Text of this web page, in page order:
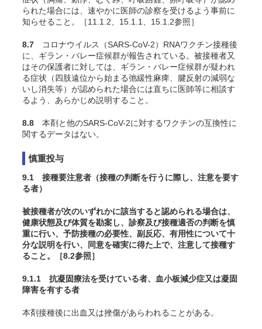
られた場合には、速やかに医師の診察を受けるよう事前に
知らせること。［11.1.2、15.1.1、15.1.2参照］
8.7 コロナウイルス（SARS-CoV-2）RNAワクチン接種後
に、ギラン・バレー症候群が報告されている。被接種者又
はその保護者に対しては、ギラン・バレー症候群が疑われ
る症状（四肢遠位から始まる弛緩性麻痺、腱反射の減弱な
いし消失等）が認められた場合には直ちに医師等に相談す
るよう、あらかじめ説明すること。
8.8 本剤と他のSARS-CoV-2に対するワクチンの互換性に
関するデータはない。
慎重投与
9.1 接種要注意者（接種の判断を行うに際し、注意を要す
る者）
被接種者が次のいずれかに該当すると認められる場合は、
健康状態及び体質を勘案し、診察及び接種適否の判断を慎
重に行い、予防接種の必要性、副反応、有用性について十
分な説明を行い、同意を確実に得た上で、注意して接種す
ること。［8.2参照］
9.1.1 抗凝固療法を受けている者、血小板減少症又は凝固
障害を有する者
本剤接種後に出血又は挫傷があらわれることがある。